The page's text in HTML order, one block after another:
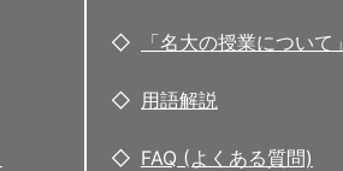
「名大の授業について」
用語解説
FAQ (よくある質問)